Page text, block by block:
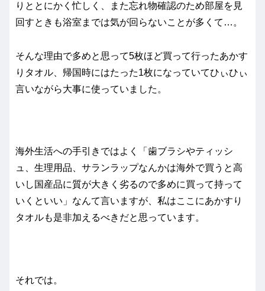
りととにかく忙しく、また忘れ物確認のため部屋を見
回すときも浴室までは気が回らないことが多くて…。
そんな理由で多めと思って5枚ほど買って行ったあかす
りタオル、帰国時にはたった1枚になっていてひぃひぃ
言いながら大事に使っていました。
海外生活への手引きではよく「歯ブラシやティッシ
ュ、生理用品、サランラップなんかは海外で買うと高
いし国産品に質が大きく劣るので多めに買って持って
いくといい」なんて言いますが、私はここにあかすり
タオルも是非加えるべきだと思っています。
それでは。